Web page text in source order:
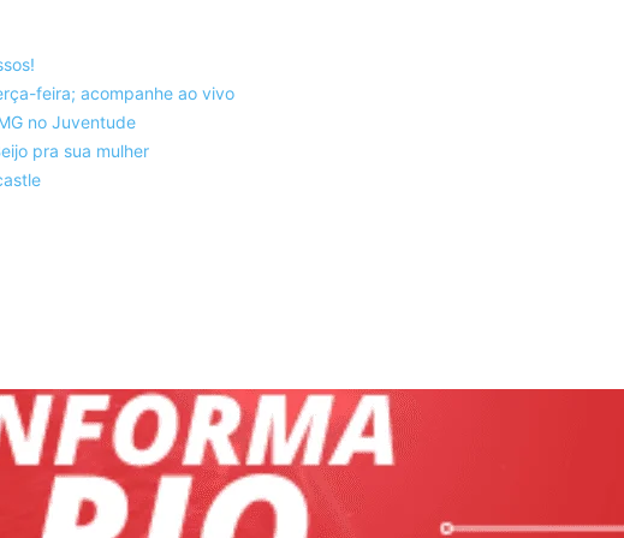
feira; acompanhe ao vivo
no Juventude
pra sua mulher